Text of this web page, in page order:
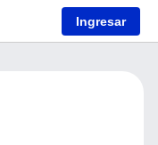
Ingresar